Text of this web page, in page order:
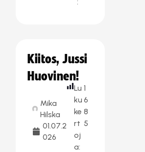
Kiitos, Jussi
Huovinen!
Mika
Hilska
01.07.2
026
Lu
ku
ke
rt
oj
a:
1
6
8
5